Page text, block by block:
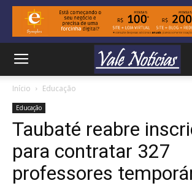
Início Educação
Educação
Taubaté reabre
para contratar 327
professores